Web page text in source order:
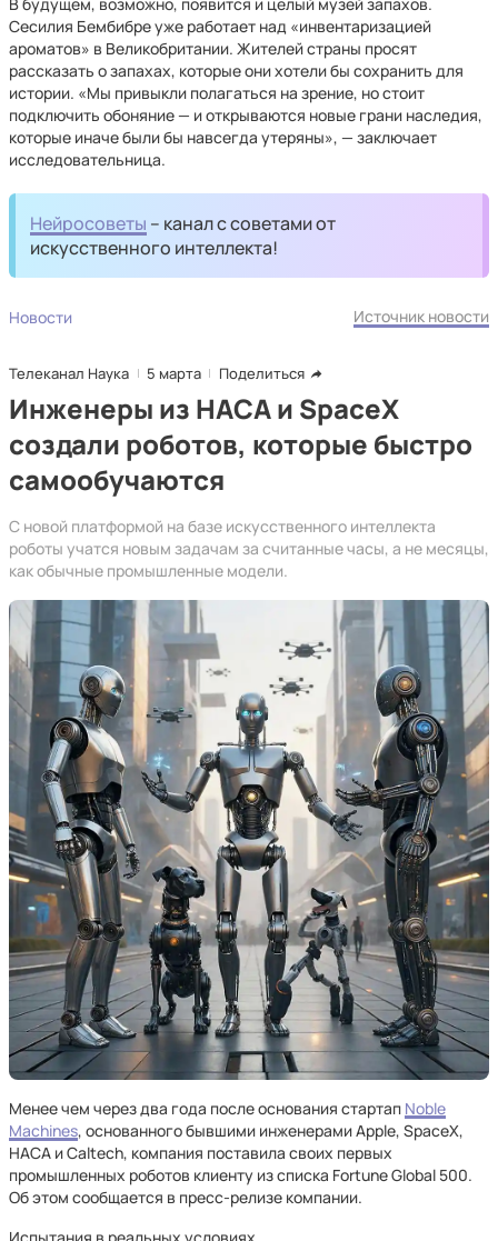
Сесилия Бембибре уже работает над «инвентаризацией
ароматов» в Великобритании. Жителей страны просят
рассказать о запахах, которые они хотели бы сохранить для
истории. «Мы привыкли полагаться на зрение, но стоит
подключить обоняние — и открываются новые грани наследия,
которые иначе были бы навсегда утеряны», — заключает
исследовательница.
Нейросоветы – канал с советами от
искусственного интеллекта!
Новости Источник новости
Телеканал Наука 5 марта Поделиться
Инженеры из НАСА и SpaceX
создали роботов, которые быстро
самообучаются
С новой платформой на базе искусственного интеллекта
роботы учатся новым задачам за считанные часы, а не месяцы,
как обычные промышленные модели.
Менее чем через два года после основания стартап Noble
Machines, основанного бывшими инженерами Apple, SpaceX,
НАСА и Caltech, компания поставила своих первых
промышленных роботов клиенту из списка Fortune Global 500.
Об этом сообщается в пресс-релизе компании.